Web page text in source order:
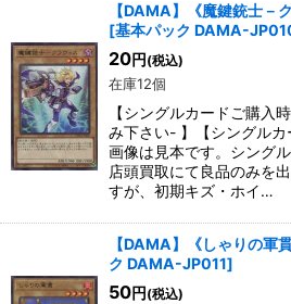
【DAMA】《魔鍵銃士－
[基本パック DAMA-
20円 (税込)
在庫12個
【シングルカードご購入
み下さい- 】【シングルカ
画像は見本です。シング
店頭買取にて良品のみを
すが、初期キズ・ホイ…
【DAMA】《しゃりの軍
ク DAMA-JP011]
50円 (税込)